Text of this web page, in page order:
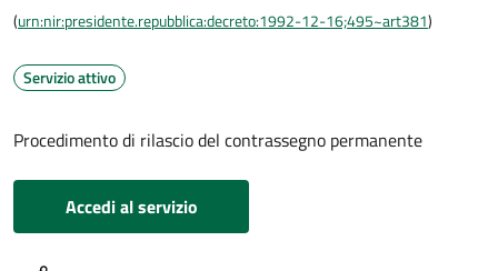
(urn:nir:presidente.repubblica:decreto:1992-12-16;495~art381)
Servizio attivo
Procedimento di rilascio del contrassegno permanente
Accedi al servizio